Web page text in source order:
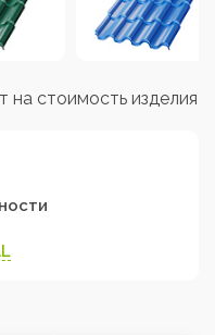
на стоимость изделия